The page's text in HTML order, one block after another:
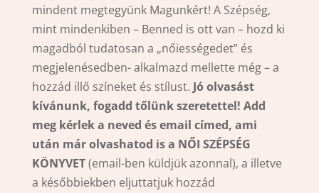
mindent megtegyünk Magunkért! A Szépség,
mint mindenkiben – Benned is ott van – hozd ki
magadból tudatosan a „nőiességedet” és
megjelenésedben- alkalmazd mellette még – a
hozzád illő színeket és stílust. Jó olvasást
kívánunk, fogadd tőlünk szeretettel! Add
meg kérlek a neved és email címed, ami
után már olvashatod is a NŐI SZÉPSÉG
KÖNYVET(email-ben küldjük azonnal), a illetve
a későbbiekben eljuttatjuk hozzád